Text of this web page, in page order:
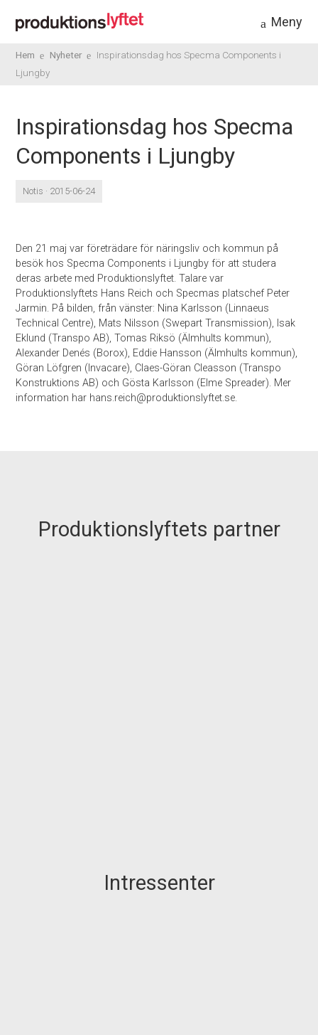
Meny
Hem Nyheter
Inspirationsdag hos Specma Components i
Ljungby
Inspirationsdag hos Specma
Components i Ljungby
Notis · 2015-06-24
Den 21 maj var företrädare för näringsliv och kommun på
besök hos Specma Components i Ljungby för att studera
deras arbete med Produktionslyftet. Talare var
Produktionslyftets Hans Reich och Specmas platschef Peter
Jarmin. På bilden, från vänster: Nina Karlsson (Linnaeus
Technical Centre), Mats Nilsson (Swepart Transmission), Isak
Eklund (Transpo AB), Tomas Riksö (Älmhults kommun),
Alexander Denés (Borox), Eddie Hansson (Älmhults kommun),
Göran Löfgren (Invacare), Claes-Göran Cleasson (Transpo
Konstruktions AB) och Gösta Karlsson (Elme Spreader). Mer
information har hans.reich@produktionslyftet.se.
Produktionslyftets partner
Intressenter